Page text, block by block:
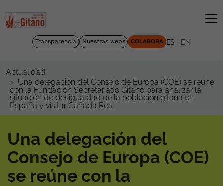
Transparencia Nuestras webs COLABORA ES EN
Actualidad
Una delegación del Consejo de Europa (COE) se reúne
con la Fundación Secretariado Gitano para analizar la
situación de desigualdad de la población gitana en
España y visitar Cañada Real
Una delegación del
Consejo de Europa (COE)
se reúne con la